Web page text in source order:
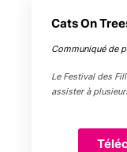
Cats On
Communiqué de
Le Festival des
assister à